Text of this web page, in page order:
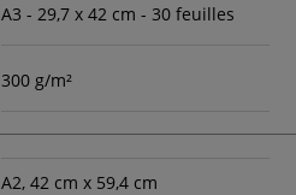
A3 - 29,7 x 42 cm - 30 feuilles
300 g/m²
A2, 42 cm x 59,4 cm